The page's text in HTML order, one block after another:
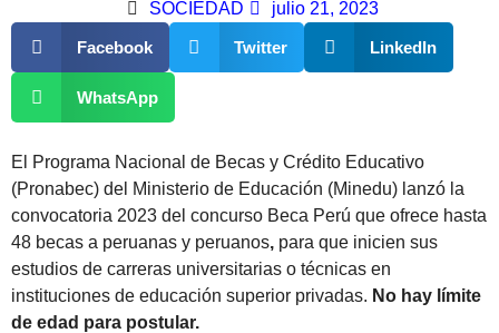
SOCIEDAD julio 21, 2023
Facebook Twitter LinkedIn
WhatsApp
El Programa Nacional de Becas y Crédito Educativo
(Pronabec) del Ministerio de Educación (Minedu) lanzó la
convocatoria 2023 del concurso Beca Perú que ofrece hasta
48 becas a peruanas y peruanos, para que inicien sus
estudios de carreras universitarias o técnicas en
instituciones de educación superior privadas. No hay límite
de edad para postular.